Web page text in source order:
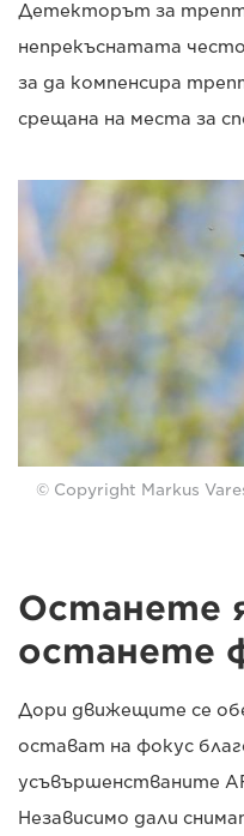
Детекторът за
непрекъснатата
за да компенсира
срещана на места за
© Copyright Markus
Останете
останете
Дори движещите се
остават на фокус
усъвършенстваните
Независимо дали